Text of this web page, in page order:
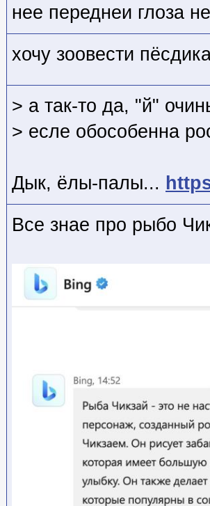
нее переднеи глоза
хочу зоовести
> а так-то да, "й"
> есле обособенна
Дык, ёлы-палы...
Все знае про рыбо